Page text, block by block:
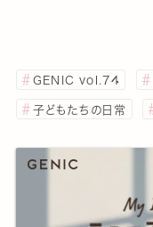
GENIC vol.74
子どもたちの日常